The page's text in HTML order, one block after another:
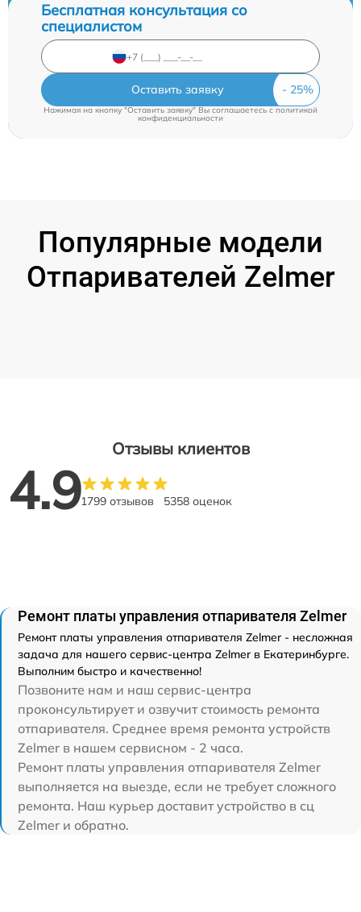
Бесплатная консультация со
специалистом
Оставить заявку
Нажимая на кнопку "Оставить заявку" Вы соглашаетесь c политикой
конфиденциальности
Популярные модели
Отпаривателей Zelmer
Отзывы клиентов
4.91799 отзывов 5358 оценок
Ремонт платы управления отпаривателя Zelmer
Ремонт платы управления отпаривателя Zelmer - несложная
задача для нашего сервис-центра Zelmer в Екатеринбурге.
Выполним быстро и качественно!
Позвоните нам и наш сервис-центра
проконсультирует и озвучит стоимость ремонта
отпаривателя. Среднее время ремонта устройств
Zelmer в нашем сервисном - 2 часа.
Ремонт платы управления отпаривателя Zelmer
выполняется на выезде, если не требует сложного
ремонта. Наш курьер доставит устройство в сц
Zelmer и обратно.